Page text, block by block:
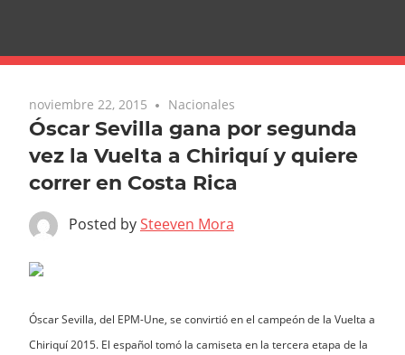
noviembre 22, 2015 Nacionales
Óscar Sevilla gana por segunda
vez la Vuelta a Chiriquí y quiere
correr en Costa Rica
Posted bySteeven Mora
Óscar Sevilla, del EPM-Une, se convirtió en el campeón de la Vuelta a
Chiriquí 2015. El español tomó la camiseta en la tercera etapa de la